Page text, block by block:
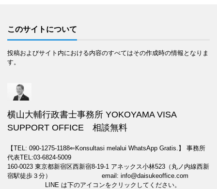
このサイトについて
投稿およびサイト内における内容のすべてはその作成時の情報となりま
す。
横山大輔行政書士事務所 YOKOYAMA VISA
SUPPORT OFFICE 相談無料
【TEL: 090-1275-1188⇐Konsultasi melalui WhatsApp Gratis.】 事務所
代表TEL:03-6824-5009
160-0023 東京都新宿区西新宿8-19-1 アネックス小林523（丸ノ内線西新
宿駅徒歩３分） email: info@daisukeoffice.com
LINE は下のアイコンをクリックしてください。